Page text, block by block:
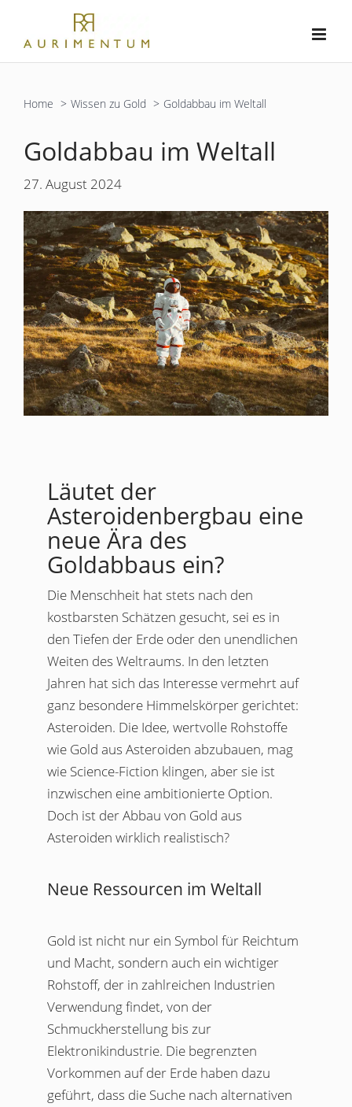
springen
Home Wissen zu Gold Goldabbau im Weltall
Goldabbau im Weltall
27. August 2024
Läutet der
Asteroidenbergbau eine
neue Ära des
Goldabbaus ein?
Die Menschheit hat stets nach den
kostbarsten Schätzen gesucht, sei es in
den Tiefen der Erde oder den unendlichen
Weiten des Weltraums. In den letzten
Jahren hat sich das Inte­resse vermehrt auf
ganz besondere Himmelskörper gerichtet:
Asteroiden. Die Idee, wertvolle Rohstoffe
wie Gold aus Asteroiden abzubauen, mag
wie Science-Fiction klingen, aber sie ist
inzwischen eine ambitionierte Option.
Doch ist der Abbau von Gold aus
Asteroiden wirklich realistisch?
Neue Ressourcen im Weltall
Gold ist nicht nur ein Symbol für Reichtum
und Macht, sondern auch ein wichtiger
Rohstoff, der in zahlreichen Industrien
Verwendung findet, von der
Schmuckherstellung bis zur
Elektronikindustrie. Die begrenzten
Vorkommen auf der Erde haben dazu
geführt, dass die Suche nach alternativen